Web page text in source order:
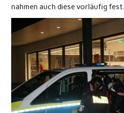
nahmen auch diese vorläufig fest.